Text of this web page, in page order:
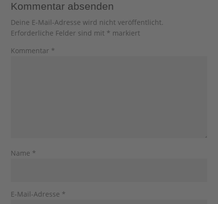
Kommentar absenden
Deine E-Mail-Adresse wird nicht veröffentlicht.
Erforderliche Felder sind mit * markiert
Kommentar *
Name *
E-Mail-Adresse *